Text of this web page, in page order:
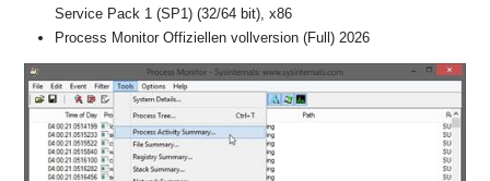
Service Pack 1 (SP1) (32/64 bit), x86
Process Monitor Offiziellen vollversion (Full) 2026